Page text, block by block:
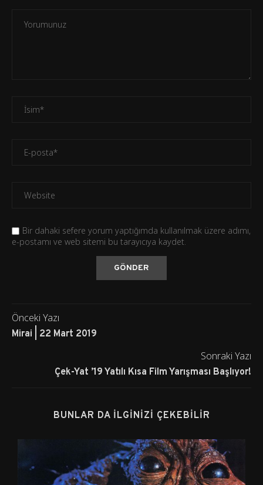
Bir dahaki sefere yorum yaptığımda kullanılmak üzere adımı,
e-postamı ve web sitemi bu tarayıcıya kaydet.
Önceki Yazı
Mirai | 22 Mart 2019
Sonraki Yazı
Çek-Yat ’19 Yatılı Kısa Film Yarışması Başlıyor!
BUNLAR DA İLGINIZI ÇEKEBILIR